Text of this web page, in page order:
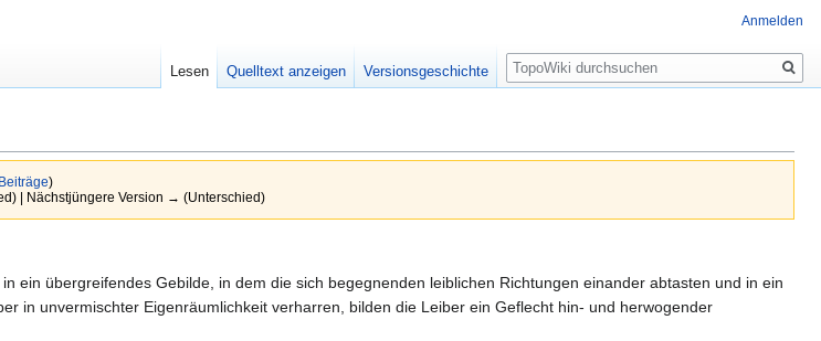
Beiträge)
| Nächstjüngere Version → (Unterschied)
ein übergreifendes Gebilde, in dem die sich begegnenden leiblichen Richtungen einander abtasten und in ein
in unvermischter Eigenräumlichkeit verharren, bilden die Leiber ein Geflecht hin- und herwogender
Anmelden
Lesen Quelltext anzeigen Versionsgeschichte
Suche